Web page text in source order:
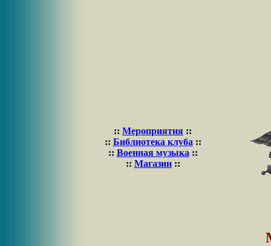
:: Мероприятия ::
:: Библиотека клуба ::
:: Военная музыка ::
:: Магазин::